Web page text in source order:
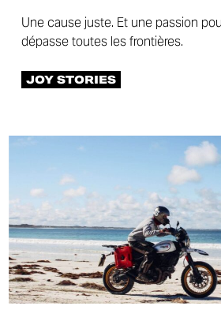
Une cause juste. Et une passion
dépasse toutes les frontières.
JOY STORIES